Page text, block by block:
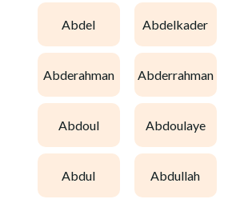
abdel abdelkader
abderahman abderrahman
abdoul abdoulaye
abdul abdullah